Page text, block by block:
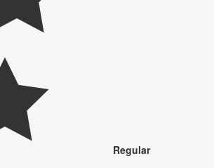
Regular